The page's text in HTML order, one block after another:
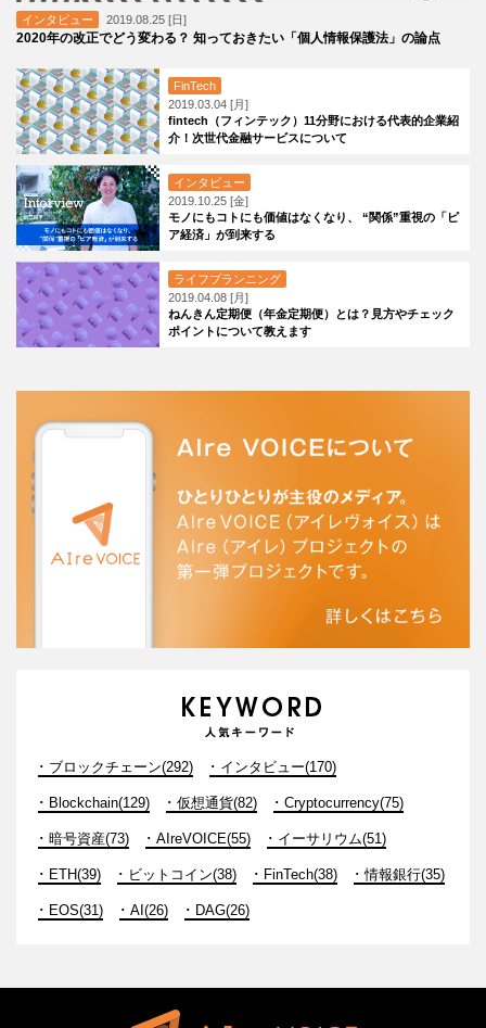
インタビュー 2019.08.25 [日]
2020年の改正でどう変わる？ 知っておきたい「個人情報保護法」の論点
FinTech
2019.03.04 [月]
fintech（フィンテック）11分野における代表的企業紹
介！次世代金融サービスについて
インタビュー
2019.10.25 [金]
モノにもコトにも価値はなくなり、 “関係”重視の「ピ
ア経済」が到来する
ライフプランニング
2019.04.08 [月]
ねんきん定期便（年金定期便）とは？見方やチェック
ポイントについて教えます
ブロックチェーン(292) インタビュー(170)
Blockchain(129) 仮想通貨(82) Cryptocurrency(75)
暗号資産(73) AIreVOICE(55) イーサリウム(51)
ETH(39) ビットコイン(38) FinTech(38) 情報銀行(35)
EOS(31) AI(26) DAG(26)